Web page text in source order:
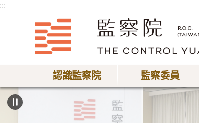
:::
認識監察院 監察委員
:::